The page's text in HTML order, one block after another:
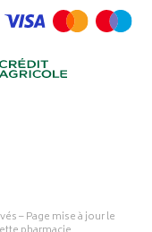
– Page mise à jour le